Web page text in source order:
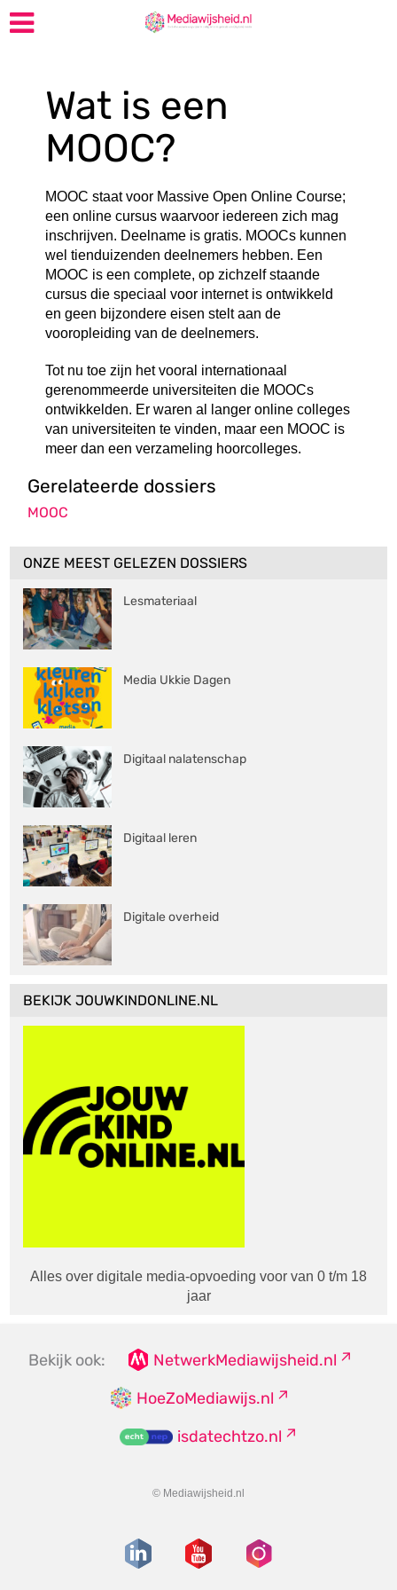
Wat is een
MOOC?
MOOC staat voor Massive Open Online Course;
een online cursus waarvoor iedereen zich mag
inschrijven. Deelname is gratis. MOOCs kunnen
wel tienduizenden deelnemers hebben. Een
MOOC is een complete, op zichzelf staande
cursus die speciaal voor internet is ontwikkeld
en geen bijzondere eisen stelt aan de
vooropleiding van de deelnemers.
Tot nu toe zijn het vooral internationaal
gerenommeerde universiteiten die MOOCs
ontwikkelden. Er waren al langer online colleges
van universiteiten te vinden, maar een MOOC is
meer dan een verzameling hoorcolleges.
Gerelateerde dossiers
MOOC
ONZE MEEST GELEZEN DOSSIERS
Lesmateriaal
Media Ukkie Dagen
Digitaal nalatenschap
Digitaal leren
Digitale overheid
BEKIJK JOUWKINDONLINE.NL
Alles over digitale media-opvoeding voor van 0 t/m 18
jaar
Bekijk ook:
NetwerkMediawijsheid.nl
HoeZoMediawijs.nl
isdatechtzo.nl
© Mediawijsheid.nl